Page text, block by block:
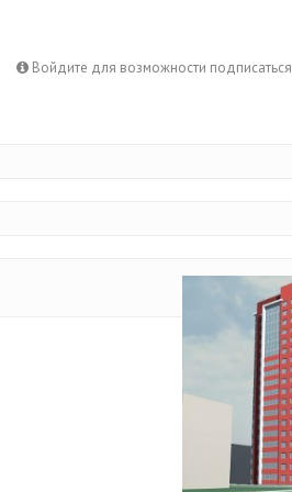
Войдите для возможности подписаться